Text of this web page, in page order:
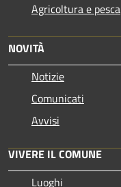
Agricoltura e pesca
NOVITÀ
Notizie
Comunicati
Avvisi
VIVERE IL COMUNE
Luoghi